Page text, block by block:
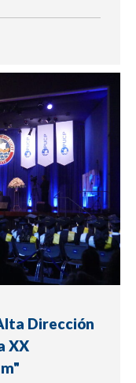
Dirección
XX